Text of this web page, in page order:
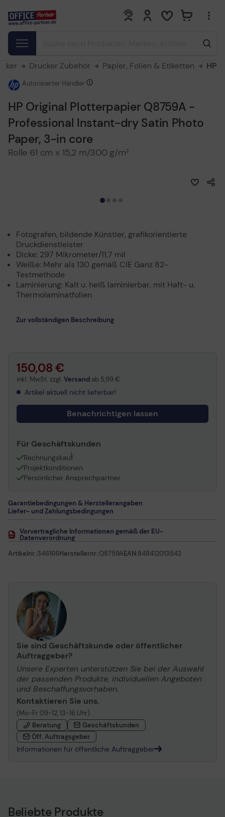
0 0
Drucker Zubehör Papier, Folien & Etiketten HP
HP Original Plotterpapier Q8759A -
Professional Instant-dry Satin Photo
Paper, 3-in core
Rolle 61 cm x 15,2 m/300 g/m²
Autorisierter Händler
Fotografen, bildende Künstler, grafikorientierte
Druckdienstleister
Dicke: 297 Mikrometer/11,7 mil
Weiße: Mehr als 130 gemäß CIE Ganz 82-
Testmethode
Laminierung: Kalt u. heiß laminierbar, mit Haft- u.
Thermolaminatfolien
Zur vollständigen Beschreibung
150,08 €
inkl. MwSt. zzgl. Versand ab 5,99 €
Artikel aktuell nicht lieferbar!
Benachrichtigen lassen
Für Geschäftskunden
Rechnungskauf
1
Projektkonditionen
Persönlicher Ansprechpartner
Garantiebedingungen & Herstellerangaben
Liefer- und Zahlungsbedingungen
Vorvertragliche Informationen gemäß der EU-
Datenverordnung
Artikelnr.:346166Herstellernr.:Q8759AEAN:848412013542
Sie sind Geschäftskunde oder öffentlicher
Auftraggeber?
Unsere Experten unterstützen Sie bei der Auswahl
der passenden Produkte, individuellen Angeboten
und Beschaffungsvorhaben.
Kontaktieren Sie uns.
(Mo-Fr 09-12, 13-16 Uhr)
Beratung
Geschäftskunden
Öff. Auftragsgeber
Informationen für öffentliche Auftraggeber
Beliebte Produkte